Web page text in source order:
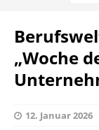
„Woche
12. Januar 2026